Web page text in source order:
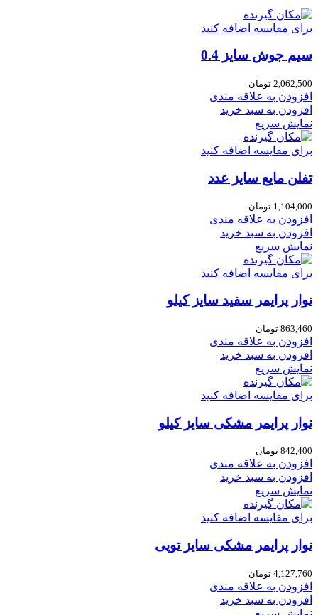
برای مقایسه اضافه کنید
سیم جوش سایز 0.4
2,062,500 تومان
افزودن به علاقه مندی
افزودن به سبد خرید
نمایش سریع
برای مقایسه اضافه کنید
تفلن مایع سایز عدد
1,104,000 تومان
افزودن به علاقه مندی
افزودن به سبد خرید
نمایش سریع
برای مقایسه اضافه کنید
نوار پرایمر سفید سایز کیلو
863,460 تومان
افزودن به علاقه مندی
افزودن به سبد خرید
نمایش سریع
برای مقایسه اضافه کنید
نوار پرایمر مشکی سایز کیلو
842,400 تومان
افزودن به علاقه مندی
افزودن به سبد خرید
نمایش سریع
برای مقایسه اضافه کنید
نوار پرایمر مشکی سایز توپی
4,127,760 تومان
افزودن به علاقه مندی
افزودن به سبد خرید